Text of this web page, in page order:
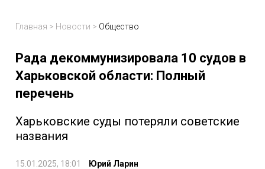
Главная > Новости > Общество
Рада декоммунизировала 10 судов в
Харьковской области: Полный
перечень
Харьковские суды потеряли советские
названия
15.01.2025, 18:01 Юрий Ларин